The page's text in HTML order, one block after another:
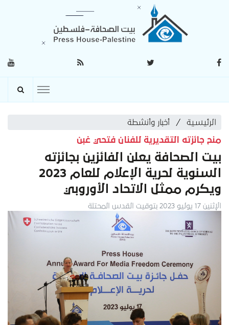
الرئيسية أخبار وأنشطة
منح جائزته التقديرية للفنان فتحي غبن
بيت الصحافة يعلن الفائزين بجائزته
السنوية لحرية الإعلام للعام 2023
ويكرم ممثل الاتحاد الأوروبي
الإثنين 17 يوليو 2023 بتوقيت القدس المحتلة